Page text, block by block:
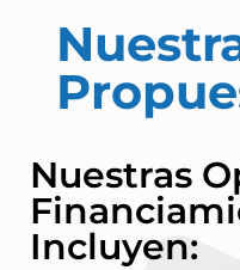
Nuestras
Incluyen: